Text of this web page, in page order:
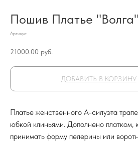
Пошив Платье "Волга"
Артикул:
21000.00 руб.
ДОБАВИТЬ В КОРЗИНУ
Платье женственного А-силуэта
юбкой клиньями. Дополнено платком,
принимать форму пелерины или